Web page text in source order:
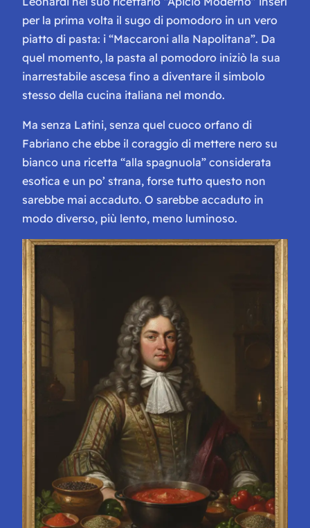
per la prima volta il sugo di pomodoro in un vero
piatto di pasta: i “Maccaroni alla Napolitana”. Da
quel momento, la pasta al pomodoro iniziò la sua
inarrestabile ascesa fino a diventare il simbolo
stesso della cucina italiana nel mondo.
Ma senza Latini, senza quel cuoco orfano di
Fabriano che ebbe il coraggio di mettere nero su
bianco una ricetta “alla spagnuola” considerata
esotica e un po’ strana, forse tutto questo non
sarebbe mai accaduto. O sarebbe accaduto in
modo diverso, più lento, meno luminoso.